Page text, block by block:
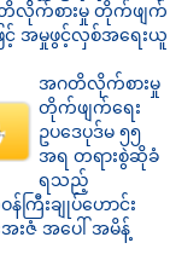
လိုက်စားမှု တိုက်ဖျက်
ြင့် အမှုဖွင့်လှစ်အရေးယူ
အဂတိလိုက်စားမှု
တိုက်ဖျက်ရေး
ဥပဒေပုဒ်မ ၅၅
အရ တရားစွဲဆိုခံ
ရသည့်
န်ကြီးချုပ်ဟောင်း
းဇံ အပေါ် အမိန့်